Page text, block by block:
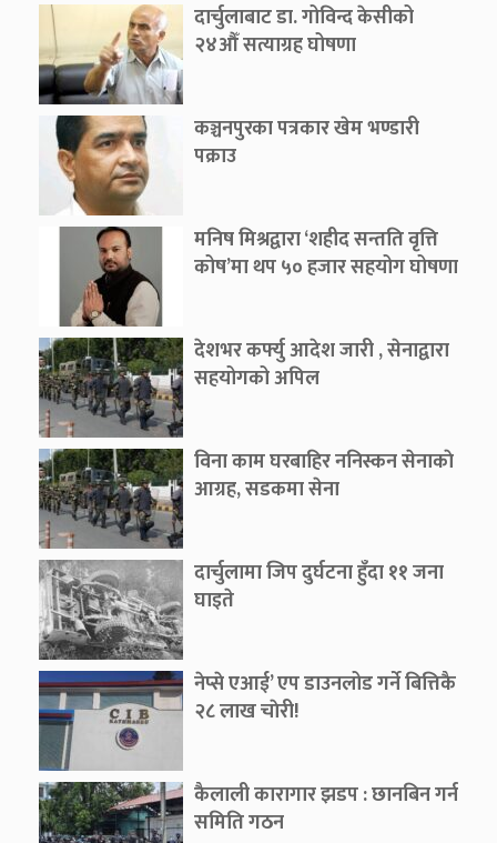
दार्चुलाबाट डा. गोविन्द केसीको
२४औँ सत्याग्रह घोषणा
कञ्चनपुरका पत्रकार खेम भण्डारी
पक्राउ
मनिष मिश्रद्वारा ‘शहीद सन्तति वृत्ति
कोष’मा थप ५० हजार सहयोग घोषणा
देशभर कर्फ्यु आदेश जारी , सेनाद्वारा
सहयोगको अपिल
विना काम घरबाहिर ननिस्कन सेनाकाे
आग्रह, सडकमा सेना
दार्चुलामा जिप दुर्घटना हुँदा ११ जना
घाइते
नेप्से एआई’ एप डाउनलोड गर्ने बित्तिकै
२८ लाख चाेरी!
कैलाली कारागार झडप : छानबिन गर्न
समिति गठन